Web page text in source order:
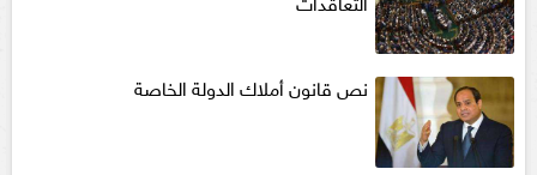
نص قانون أملاك الدولة الخاصة